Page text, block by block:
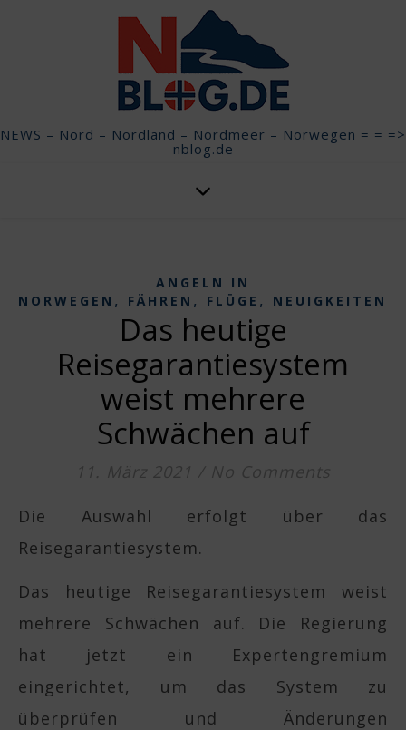
NEWS – Nord – Nordland – Nordmeer – Norwegen = = =>
nblog.de
ANGELN IN
NORWEGEN , FÄHREN , FLÜGE , NEUIGKEITEN
Das heutige
Reisegarantiesystem
weist mehrere
Schwächen auf
11. März 2021 / No Comments
Die Auswahl erfolgt über das
Reisegarantiesystem.
Das heutige Reisegarantiesystem weist
mehrere Schwächen auf. Die Regierung
hat jetzt ein Expertengremium
eingerichtet, um das System zu
überprüfen und Änderungen